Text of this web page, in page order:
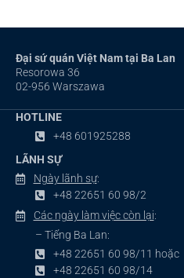
Đại sứ quán Việt Nam tại Ba Lan
Resorowa 36
02-956 Warszawa
HOTLINE
+48 601925288
LÃNH SỰ
Ngày lãnh sự:
+48 22651 60 98/2
Các ngày làm việc còn lại:
– Tiếng Ba Lan:
+48 22651 60 98/11 hoặc
+48 22651 60 98/14